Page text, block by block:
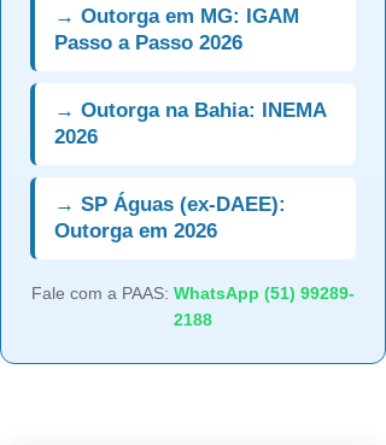
→ Outorga em MG: IGAM
Passo a Passo 2026
→ Outorga na Bahia: INEMA
2026
→ SP Águas (ex-DAEE):
Outorga em 2026
Fale com a PAAS: WhatsApp (51) 99289-
2188